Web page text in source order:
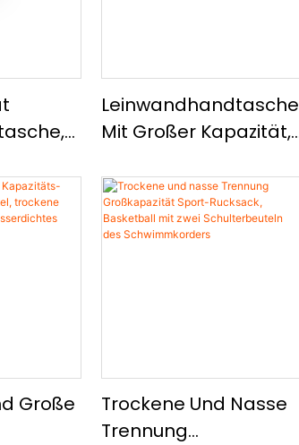
Leinwandhandtasche
Mit Großer Kapazität,
Reisetasche,
Modische
Gelegenheitsumhäng
Große
Trockene Und Nasse
Trennung